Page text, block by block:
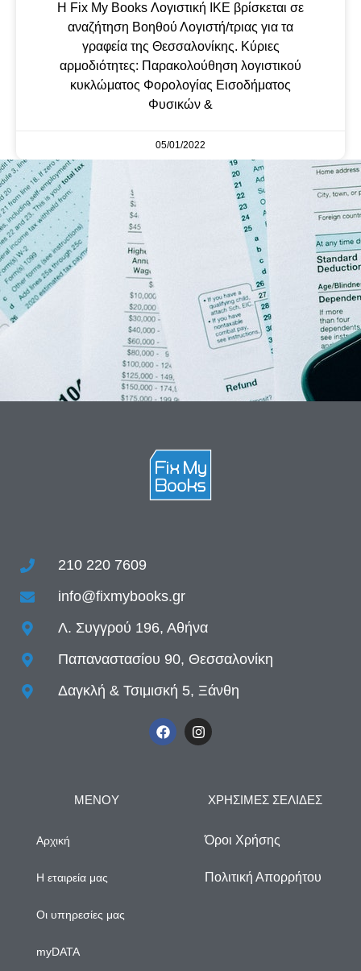
Η Fix My Books Λογιστική ΙΚΕ βρίσκεται σε
αναζήτηση Βοηθού Λογιστή/τριας για τα
γραφεία της Θεσσαλονίκης. Κύριες
αρμοδιότητες: Παρακολούθηση λογιστικού
κυκλώματος Φορολογίας Εισοδήματος
Φυσικών &
05/01/2022
210 220 7609
info@fixmybooks.gr
Λ. Συγγρού 196, Αθήνα
Παπαναστασίου 90, Θεσσαλονίκη
Δαγκλή & Τσιμισκή 5, Ξάνθη
ΜΕΝΟΥ
Αρχική
Η εταιρεία μας
Οι υπηρεσίες μας
myDATA
ΧΡΗΣΙΜΕΣ ΣΕΛΙΔΕΣ
Όροι Χρήσης
Πολιτική Απορρήτου